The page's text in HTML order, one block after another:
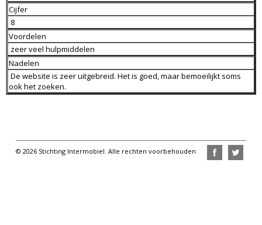
Cijfer
8
Voordelen
zeer veel hulpmiddelen
Nadelen
De website is zeer uitgebreid. Het is goed, maar bemoeilijkt soms
ook het zoeken.
© 2026 Stichting Intermobiel. Alle rechten voorbehouden